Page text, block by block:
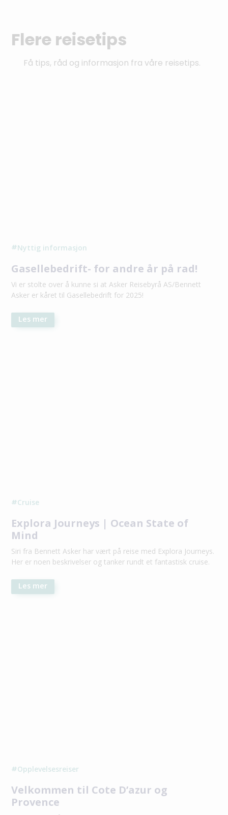
Flere reisetips
Få tips, råd og informasjon fra våre reisetips.
#Nyttig informasjon
Gasellebedrift- for andre år på rad!
Vi er stolte over å kunne si at Asker Reisebyrå AS/Bennett
Asker er kåret til Gasellebedrift for 2025!
Les mer
#Cruise
Explora Journeys | Ocean State of
Mind
Siri fra Bennett Asker har vært på reise med Explora Journeys.
Her er noen beskrivelser og tanker rundt et fantastisk cruise.
Les mer
#Opplevelsesreiser
Velkommen til Cote D’azur og
Provence